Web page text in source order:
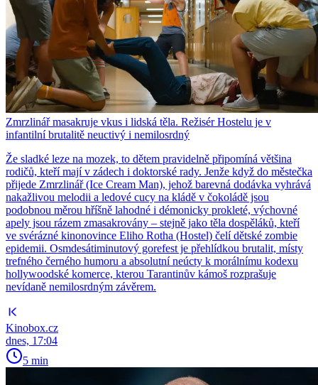
Zmrzlinář masakruje vkus i lidská těla. Režisér Hostelu je v
infantilní brutalitě neuctivý i nemilosrdný
Že sladké leze na mozek, to dětem pravidelně připomíná většina
rodičů, kteří mají v zádech i doktorské rady. Jenže když do městečka
přijede Zmrzlinář (Ice Cream Man), jehož barevná dodávka vyhrává
nakažlivou melodii a ledové cucy na kládě v čokoládě jsou
podobnou měrou hříšně lahodné i démonicky prokleté, výchovné
apely jsou rázem zmasakrovány – stejně jako těla dospěláků, kteří
ve svérázné kinonovince Eliho Rotha (Hostel) čelí dětské zombie
epidemii. Osmdesátiminutový gorefest je přehlídkou brutalit, místy
trefného černého humoru a absolutní neúcty k morálnímu kodexu
hollywoodské komerce, kterou Tarantinův kámoš rozprašuje
nevídaně nemilosrdným závěrem.
Kinobox.cz
dnes, 17:04
5 min